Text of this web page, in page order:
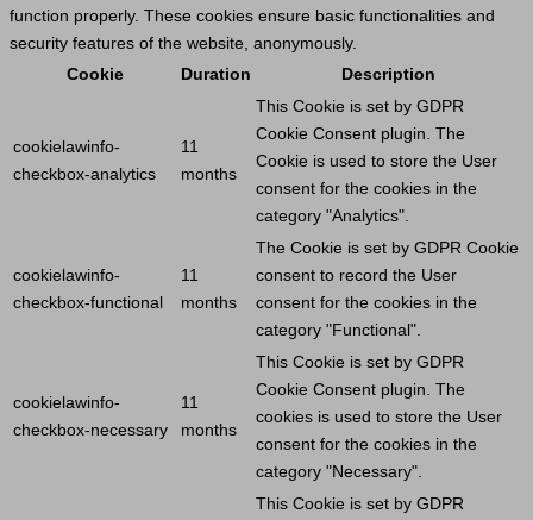
function properly. These cookies ensure basic functionalities and
security features of the website, anonymously.
Cookie
Duration Description
cookielawinfo-
checkbox-analytics
11
months
This Cookie is set by GDPR
Cookie Consent plugin. The
Cookie is used to store the User
consent for the cookies in the
category "Analytics".
cookielawinfo-
checkbox-functional
11
months
The Cookie is set by GDPR Cookie
consent to record the User
consent for the cookies in the
category "Functional".
cookielawinfo-
checkbox-necessary
11
months
This Cookie is set by GDPR
Cookie Consent plugin. The
cookies is used to store the User
consent for the cookies in the
category "Necessary".
This Cookie is set by GDPR